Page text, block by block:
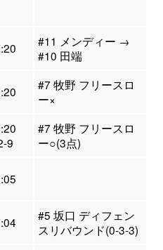
#11 メンディー →
#10 田端
#7 牧野 フリースロ
ー×
9
#7 牧野 フリースロ
ー○(3点)
#5 坂口 ディフェン
スリバウンド(0-3-3)